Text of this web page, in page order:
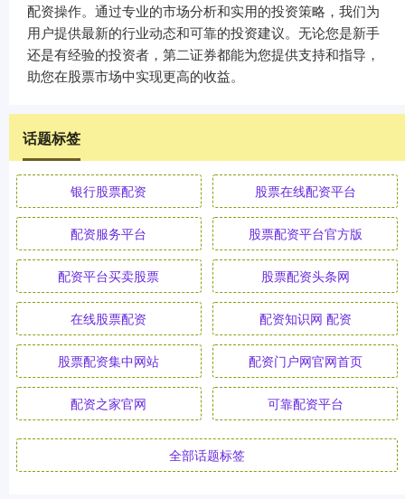
配资操作。通过专业的市场分析和实用的投资策略，我们为
用户提供最新的行业动态和可靠的投资建议。无论您是新手
还是有经验的投资者，第二证券都能为您提供支持和指导，
助您在股票市场中实现更高的收益。
话题标签
银行股票配资 股票在线配资平台
配资服务平台 股票配资平台官方版
配资平台买卖股票 股票配资头条网
在线股票配资 配资知识网 配资
股票配资集中网站 配资门户网官网首页
配资之家官网 可靠配资平台
全部话题标签